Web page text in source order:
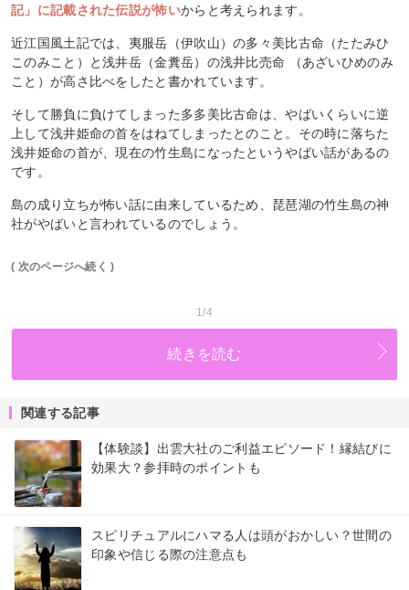
記」に記載された伝説が怖いからと考えられます。
近江国風土記では、夷服岳（伊吹山）の多々美比古命（たたみひ
このみこと）と浅井岳（金糞岳）の浅井比売命 （あざいひめのみ
こと）が高さ比べをしたと書かれています。
そして勝負に負けてしまった多多美比古命は、やばいくらいに逆
上して浅井姫命の首をはねてしまったとのこと。その時に落ちた
浅井姫命の首が、現在の竹生島になったというやばい話があるの
です。
島の成り立ちが怖い話に由来しているため、琵琶湖の竹生島の神
社がやばいと言われているのでしょう。
( 次のページへ続く )
1/4
続きを読む
関連する記事
【体験談】出雲大社のご利益エピソード！縁結びに
効果大？参拝時のポイントも
スピリチュアルにハマる人は頭がおかしい？世間の
印象や信じる際の注意点も